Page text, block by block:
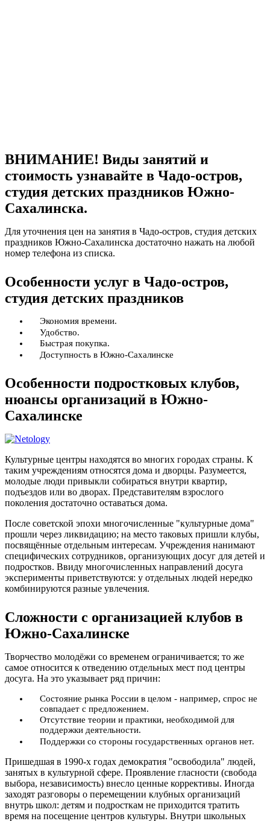
ВНИМАНИЕ! Виды занятий и
стоимость узнавайте в Чадо-остров,
студия детских праздников Южно-
Сахалинска.
Для уточнения цен на занятия в Чадо-остров, студия детских
праздников Южно-Сахалинска достаточно нажать на любой
номер телефона из списка.
Особенности услуг в Чадо-остров,
студия детских праздников
Экономия времени.
Удобство.
Быстрая покупка.
Доступность в Южно-Сахалинске
Особенности подростковых клубов,
нюансы организаций в Южно-
Сахалинске
Культурные центры находятся во многих городах страны. К
таким учреждениям относятся дома и дворцы. Разумеется,
молодые люди привыкли собираться внутри квартир,
подъездов или во дворах. Представителям взрослого
поколения достаточно оставаться дома.
После советской эпохи многочисленные "культурные дома"
прошли через ликвидацию; на место таковых пришли клубы,
посвящённые отдельным интересам. Учреждения нанимают
специфических сотрудников, организующих досуг для детей и
подростков. Ввиду многочисленных направлений досуга
эксперименты приветствуются: у отдельных людей нередко
комбинируются разные увлечения.
Сложности с организацией клубов в
Южно-Сахалинске
Творчество молодёжи со временем ограничивается; то же
самое относится к отведению отдельных мест под центры
досуга. На это указывает ряд причин:
Состояние рынка России в целом - например, спрос не
совпадает с предложением.
Отсутствие теории и практики, необходимой для
поддержки деятельности.
Поддержки со стороны государственных органов нет.
Пришедшая в 1990-х годах демократия "освободила" людей,
занятых в культурной сфере. Проявление гласности (свобода
выбора, независимость) внесло ценные коррективы. Иногда
заходят разговоры о перемещении клубных организаций
внутрь школ: детям и подросткам не приходится тратить
время на посещение центров культуры. Внутри школьных